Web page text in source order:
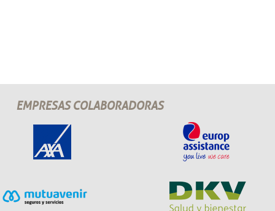
EMPRESAS COLABORADORAS